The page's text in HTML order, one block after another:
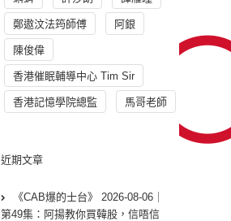
鄭遨汶法筠師傅 阿銀
陳俊偉
香港催眠輔導中心 Tim Sir
香港記憶學院總監 馬哥老師
近期文章
《CAB爆的士台》 2026-08-06｜
第49集：阿揚教你買韓股，信唔信